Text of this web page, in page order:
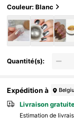
Couleur: Blanc
Quantité(s):
Expédition à
Livraison
Estimation de